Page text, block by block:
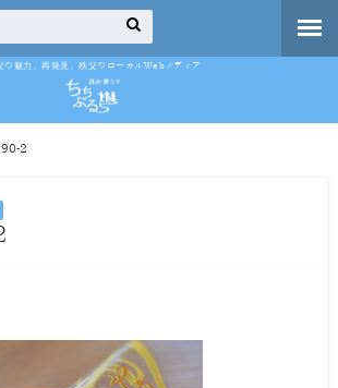
の魅力、再発見。秩父のローカルWebメディア
2